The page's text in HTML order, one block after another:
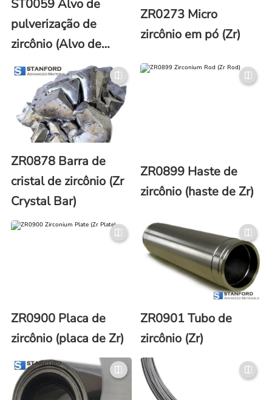
ST0059 Alvo de
pulverização de
zircônio (Alvo de
pulverização de Zr)
ZR0273 Micro
zircônio em pó (Zr)
ZR0878 Barra de
cristal de zircônio (Zr
Crystal Bar)
ZR0899 Haste de
zircônio (haste de Zr)
ZR0900 Placa de
zircônio (placa de Zr)
ZR0901 Tubo de
zircônio (Zr)